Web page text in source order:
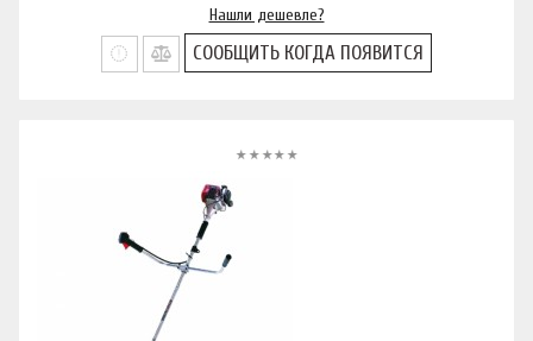
Нашли дешевле?
СООБЩИТЬ КОГДА ПОЯВИТСЯ